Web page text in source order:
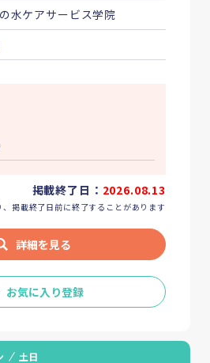
水ケアサービス学院
掲載終了日： 2026.08.13
掲載終了日前に終了することがあります
詳細を見る
お気に入り登録
土日